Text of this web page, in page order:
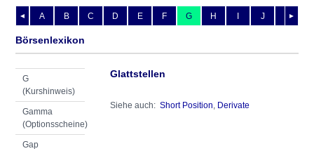
◄ ►
A B C D E F G H I J K
Börsenlexikon
G
(Kurshinweis)
Gamma
(Optionsscheine)
Gap
Glattstellen
Siehe auch: Short Position, Derivate